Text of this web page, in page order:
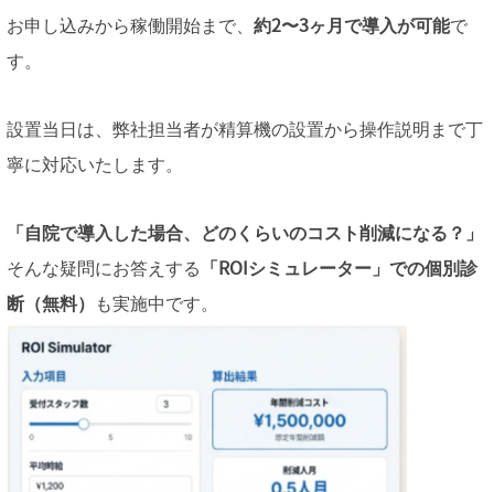
お申し込みから稼働開始まで、 約2〜3ヶ月で導入が可能で
す。
設置当日は、弊社担当者が精算機の設置から操作説明まで丁
寧に対応いたします。
「自院で導入した場合、どのくらいのコスト削減になる？」
そんな疑問にお答えする 「ROIシミュレーター」での個別診
断（無料）
も実施中です。